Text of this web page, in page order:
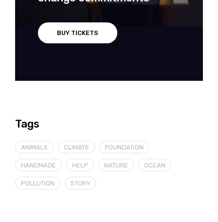
BUY TICKETS
Tags
ANIMALS CLIMATE FOUNDATION
HANDMADE HELP NATURE OCEAN
POLLUTION STORY